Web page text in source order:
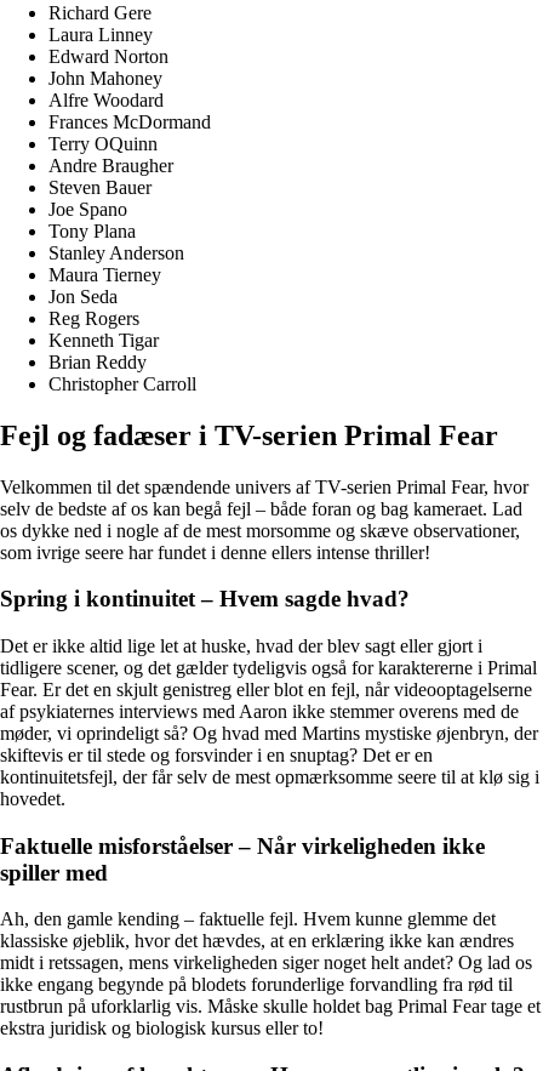
Richard Gere
Laura Linney
Edward Norton
John Mahoney
Alfre Woodard
Frances McDormand
Terry OQuinn
Andre Braugher
Steven Bauer
Joe Spano
Tony Plana
Stanley Anderson
Maura Tierney
Jon Seda
Reg Rogers
Kenneth Tigar
Brian Reddy
Christopher Carroll
Fejl og fadæser i TV-serien Primal Fear
Velkommen til det spændende univers af TV-serien Primal Fear, hvor
selv de bedste af os kan begå fejl – både foran og bag kameraet. Lad
os dykke ned i nogle af de mest morsomme og skæve observationer,
som ivrige seere har fundet i denne ellers intense thriller!
Spring i kontinuitet – Hvem sagde hvad?
Det er ikke altid lige let at huske, hvad der blev sagt eller gjort i
tidligere scener, og det gælder tydeligvis også for karaktererne i Primal
Fear. Er det en skjult genistreg eller blot en fejl, når videooptagelserne
af psykiaternes interviews med Aaron ikke stemmer overens med de
møder, vi oprindeligt så? Og hvad med Martins mystiske øjenbryn, der
skiftevis er til stede og forsvinder i en snuptag? Det er en
kontinuitetsfejl, der får selv de mest opmærksomme seere til at klø sig i
hovedet.
Faktuelle misforståelser – Når virkeligheden ikke
spiller med
Ah, den gamle kending – faktuelle fejl. Hvem kunne glemme det
klassiske øjeblik, hvor det hævdes, at en erklæring ikke kan ændres
midt i retssagen, mens virkeligheden siger noget helt andet? Og lad os
ikke engang begynde på blodets forunderlige forvandling fra rød til
rustbrun på uforklarlig vis. Måske skulle holdet bag Primal Fear tage et
ekstra juridisk og biologisk kursus eller to!